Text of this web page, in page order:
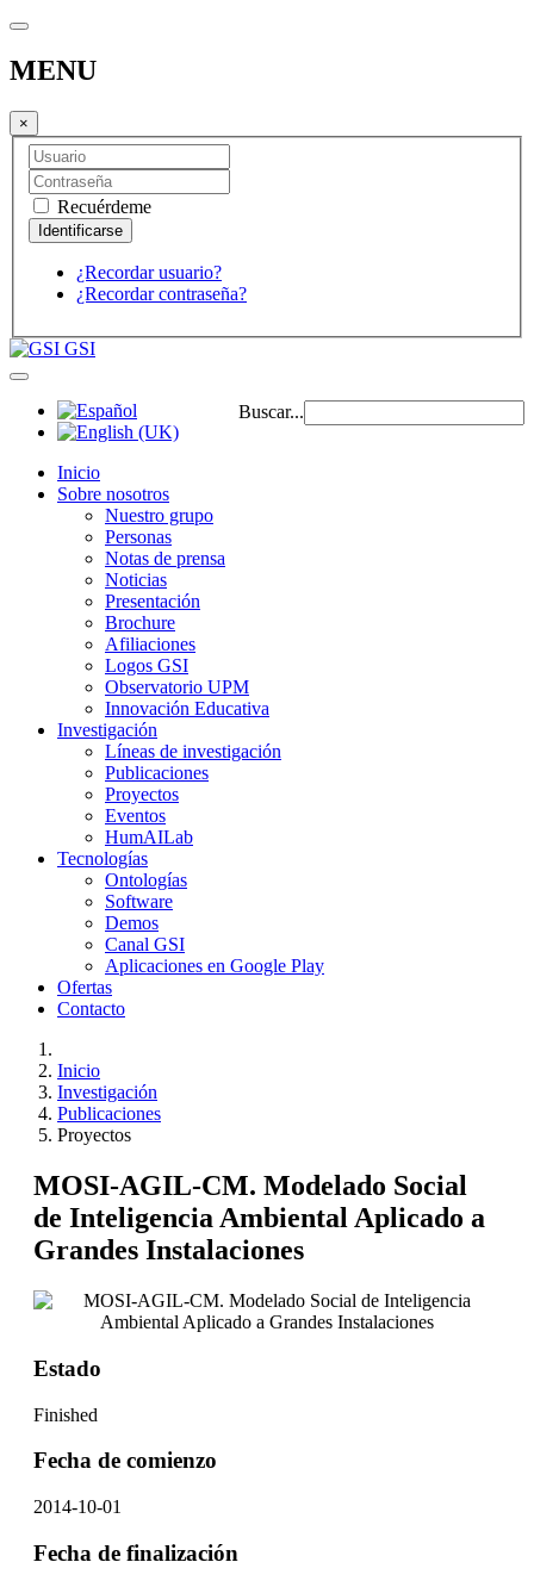
MENU
×
Recuérdeme
¿Recordar usuario?
¿Recordar contraseña?
GSI
Buscar...
Inicio
Sobre nosotros
Nuestro grupo
Personas
Notas de prensa
Noticias
Presentación
Brochure
Afiliaciones
Logos GSI
Observatorio UPM
Innovación Educativa
Investigación
Líneas de investigación
Publicaciones
Proyectos
Eventos
HumAILab
Tecnologías
Ontologías
Software
Demos
Canal GSI
Aplicaciones en Google Play
Ofertas
Contacto
Inicio
Investigación
Publicaciones
Proyectos
MOSI-AGIL-CM. Modelado Social
de Inteligencia Ambiental Aplicado a
Grandes Instalaciones
Estado
Finished
Fecha de comienzo
2014-10-01
Fecha de finalización